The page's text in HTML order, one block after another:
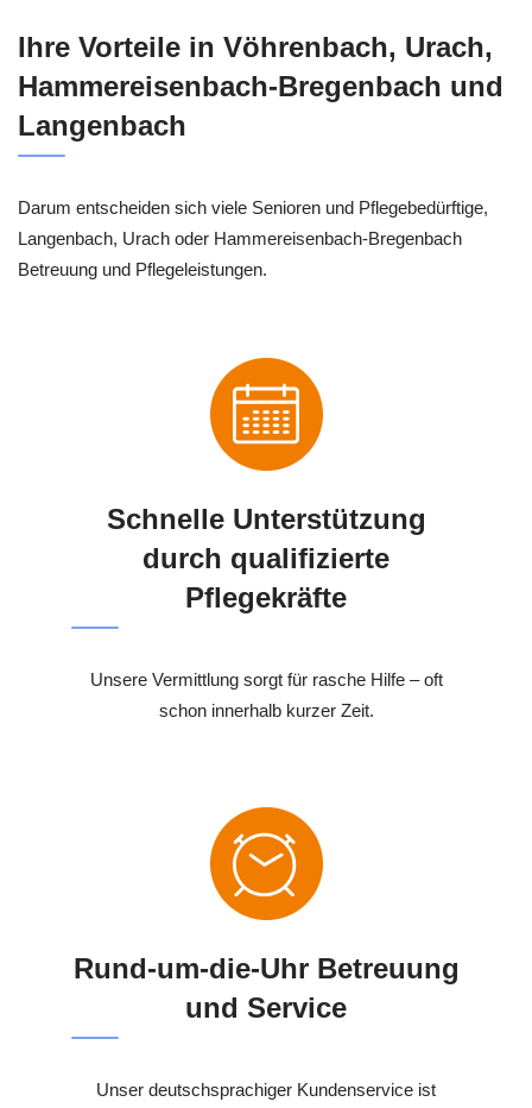
Ihre Vorteile in Vöhrenbach, Urach,
Hammereisenbach-Bregenbach und
Langenbach
Darum entscheiden sich viele Senioren und Pflegebedürftige,
Langenbach, Urach oder Hammereisenbach-Bregenbach
Betreuung und Pflegeleistungen.
Schnelle Unterstützung
durch qualifizierte
Pflegekräfte
Unsere Vermittlung sorgt für rasche Hilfe – oft
schon innerhalb kurzer Zeit.
Rund-um-die-Uhr Betreuung
und Service
Unser deutschsprachiger Kundenservice ist